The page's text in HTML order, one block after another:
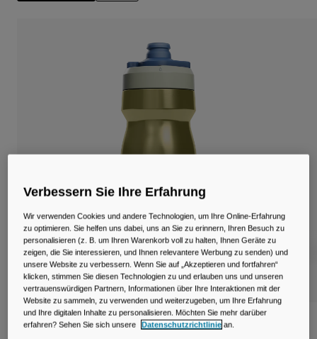
Sport Trinkflaschen
Becher & Travel Mugs
Gürtel & Hüfttaschen
Fahrradtaschen
Trinkblasen
Zubehör
Alle kaufen
Podium® Steel 530ml Fahrradflasche
Verbessern Sie Ihre Erfahrung
Wir verwenden Cookies und andere Technologien, um Ihre Online-Erfahrung
zu optimieren. Sie helfen uns dabei, uns an Sie zu erinnern, Ihren Besuch zu
personalisieren (z. B. um Ihren Warenkorb voll zu halten, Ihnen Geräte zu
zeigen, die Sie interessieren, und Ihnen relevantere Werbung zu senden) und
unsere Website zu verbessern. Wenn Sie auf „Akzeptieren und fortfahren“
klicken, stimmen Sie diesen Technologien zu und erlauben uns und unseren
vertrauenswürdigen Partnern, Informationen über Ihre Interaktionen mit der
Website zu sammeln, zu verwenden und weiterzugeben, um Ihre Erfahrung
und Ihre digitalen Inhalte zu personalisieren. Möchten Sie mehr darüber
erfahren? Sehen Sie sich unsere
Datenschutzrichtlinie an.